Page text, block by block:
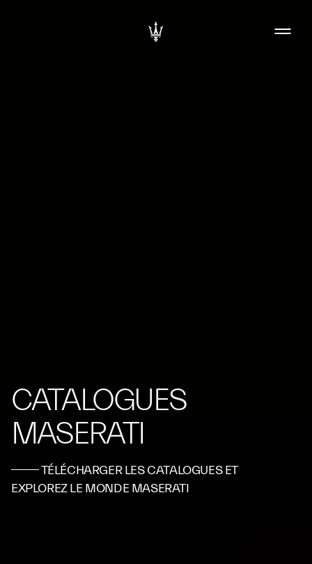
CATALOGUES
MASERATI
TÉLÉCHARGER LES CATALOGUES ET
EXPLOREZ LE MONDE MASERATI